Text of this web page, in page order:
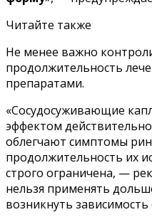
Читайте также
Не менее важно
продолжительность
препаратами.
«Сосудосуживающие
эффектом
облегчают симптомы
продолжительность их
строго ограничена, —
нельзя применять
возникнуть